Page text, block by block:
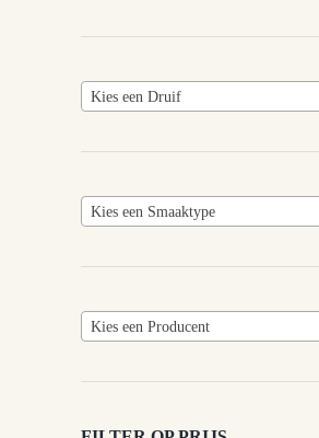
Kies een Druif
Kies een Smaaktype
Kies een Producent